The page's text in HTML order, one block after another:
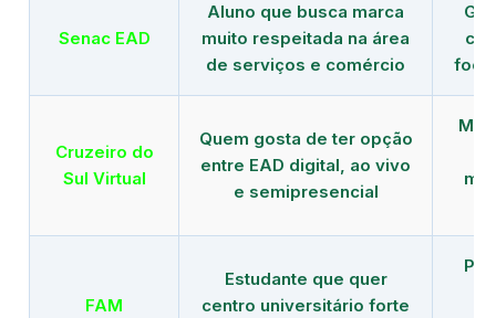
Senac EAD
Aluno que busca marca
muito respeitada na área
de serviços e comércio
foco
Cruzeiro do
Sul Virtual
Quem gosta de ter opção
entre EAD digital, ao vivo
e semipresencial
FAM
Estudante que quer
centro universitário forte